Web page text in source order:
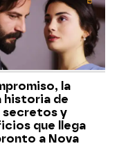
la
historia de
secretos y
que llega
a Nova